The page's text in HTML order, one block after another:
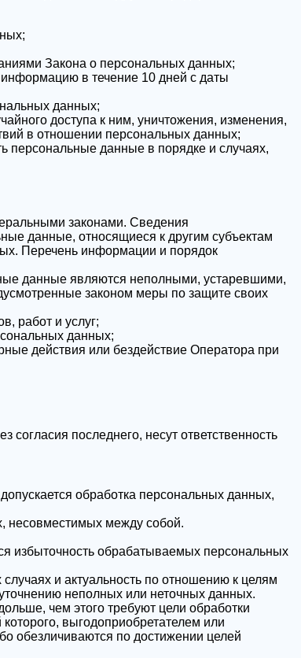
Закона о персональных данных;
в течение 10 дней с даты
данных;
доступа к ним, уничтожения, изменения,
в отношении персональных данных;
персональные данные в порядке и случаях,
законами. Сведения
данные, относящиеся к другим субъектам
Перечень информации и порядок
данные являются неполными, устаревшими,
законом меры по защите своих
работ и услуг;
данных;
действия или бездействие Оператора при
последнего, несут ответственность
обработка персональных данных,
несовместимых между собой.
избыточность обрабатываемых персональных
и актуальность по отношению к целям
неполных или неточных данных.
чем этого требуют цели обработки
выгодоприобретателем или
обезличиваются по достижении целей